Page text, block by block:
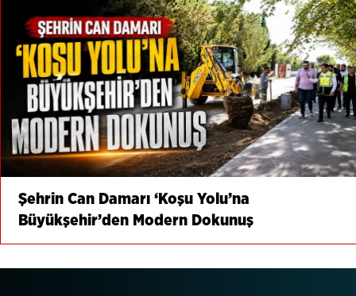
Şehrin Can Damarı ‘Koşu Yolu’na
Büyükşehir’den Modern Dokunuş